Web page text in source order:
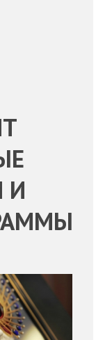
И